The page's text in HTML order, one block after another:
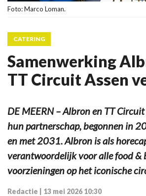
Foto: Marco Loman.
CATERING
Samenwerking
TT Circuit Assen
DE MEERN – Albron en TT
hun partnerschap, begonnen in
en met 2031. Albron is als
verantwoordelijk voor alle food &
voorzieningen op het iconische
Redactie 13 mei 2026 10:30